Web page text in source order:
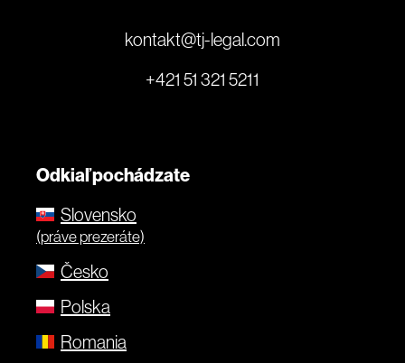
kontakt@tj-legal.com
+421 51 321 5211
Odkiaľ pochádzate
Slovensko
(práve prezeráte)
Česko
Polska
Romania